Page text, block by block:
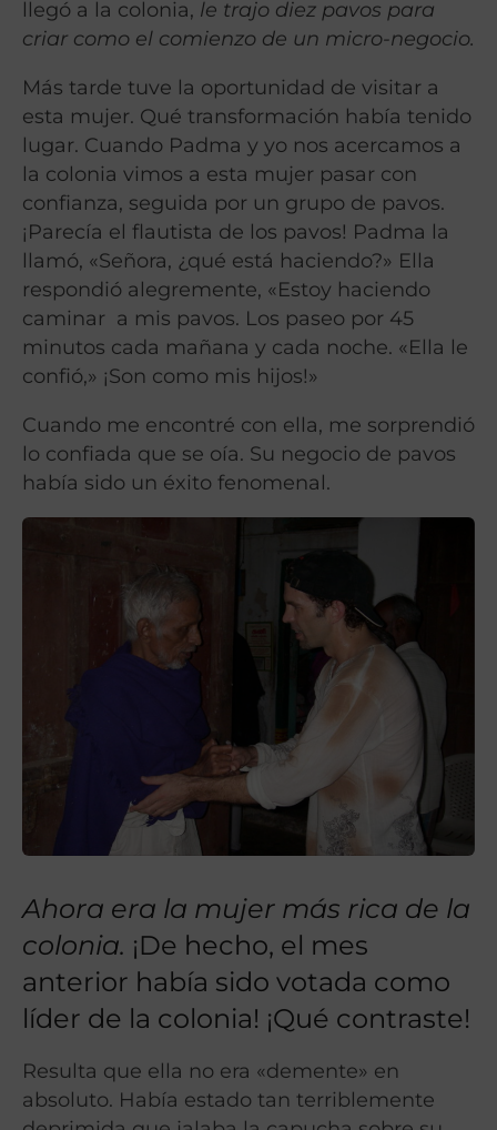
llegó a la colonia, le trajo diez pavos para
criar como el comienzo de un micro-negocio.
Más tarde tuve la oportunidad de visitar a
esta mujer. Qué transformación había tenido
lugar. Cuando Padma y yo nos acercamos a
la colonia vimos a esta mujer pasar con
confianza, seguida por un grupo de pavos.
¡Parecía el flautista de los pavos! Padma la
llamó, «Señora, ¿qué está haciendo?» Ella
respondió alegremente, «Estoy haciendo
caminar a mis pavos. Los paseo por 45
minutos cada mañana y cada noche. «Ella le
confió,» ¡Son como mis hijos!»
Cuando me encontré con ella, me sorprendió
lo confiada que se oía. Su negocio de pavos
había sido un éxito fenomenal.
Ahora era la mujer más rica de la
colonia. ¡De hecho, el mes
anterior había sido votada como
líder de la colonia! ¡Qué contraste!
Resulta que ella no era «demente» en
absoluto. Había estado tan terriblemente